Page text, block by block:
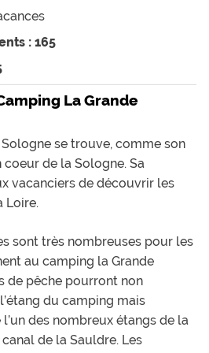
: 165
La Grande
se trouve, comme son
coeur de la Sologne. Sa
vacanciers de découvrir les
Loire.
sont très nombreuses pour les
au camping la Grande
de pêche pourront non
du camping mais
des nombreux étangs de la
de la Sauldre. Les